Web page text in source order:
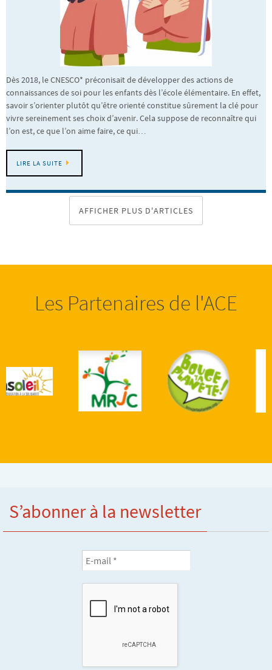
Dès 2018, le CNESCO* préconisait de développer des actions de
connaissances de soi pour les enfants dès l’école élémentaire. En effet,
savoir s’orienter plutôt qu’être orienté constitue sûrement la clé pour
vivre sereinement ses choix d’avenir. Cela suppose de reconnaître qui
l’on est, ce que l’on aime faire, ce qui…
LIRE LA SUITE
AFFICHER PLUS D'ARTICLES
Les Partenaires de l'ACE
S’abonner à la newsletter